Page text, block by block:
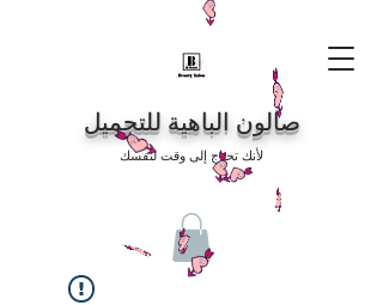
صالون الباهية للتجميل
لأنك تحتاج إلى وقت لنفسك